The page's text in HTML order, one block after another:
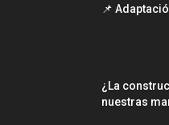
📌
¿La
nuestras